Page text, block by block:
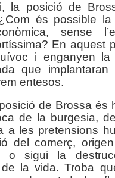
la posició de
és possible
sense
En aquest
i enganyen
que
entesos.
de Brossa és
de la burgesia,
a les pretensions
del comerç,
o sigui la
de la vida. Troba